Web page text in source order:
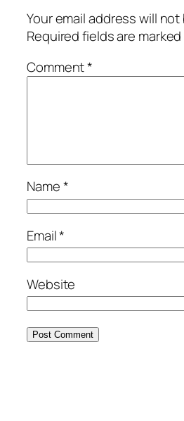
Your email address will
Required fields are marked
Comment*
Name*
Email*
Website